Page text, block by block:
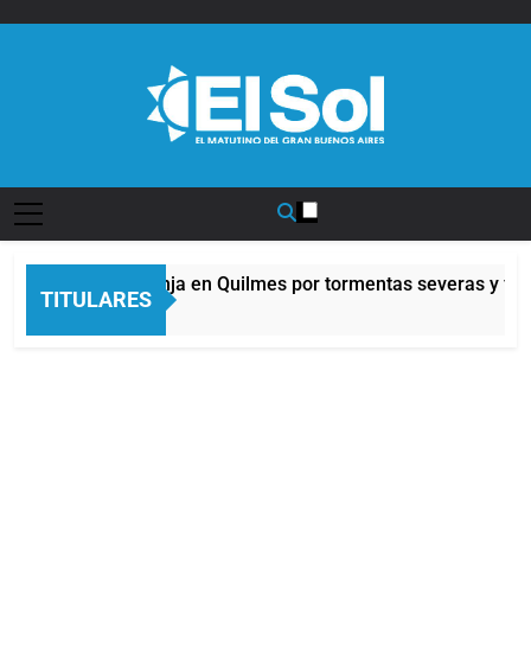
TITULARES
Alerta naranja en Quilmes por tormentas severas y
8 Horas Atrás